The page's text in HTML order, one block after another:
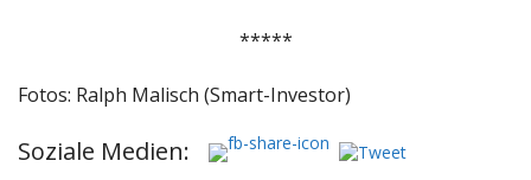
*****
Fotos: Ralph Malisch (Smart-Investor)
Soziale Medien: